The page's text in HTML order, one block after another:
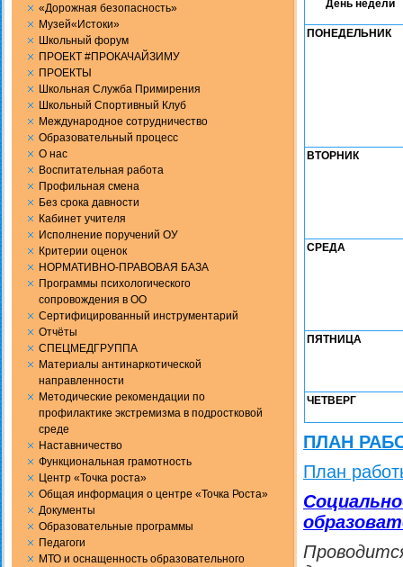
«Дорожная безопасность»
Музей«Истоки»
Школьный форум
ПРОЕКТ #ПРОКАЧАЙЗИМУ
ПРОЕКТЫ
Школьная Служба Примирения
Школьный Спортивный Клуб
Международное сотрудничество
Образовательный процесс
О нас
Воспитательная работа
Профильная смена
Без срока давности
Кабинет учителя
Исполнение поручений ОУ
Критерии оценок
НОРМАТИВНО-ПРАВОВАЯ БАЗА
Программы психологического
сопровождения в ОО
Сертифицированный инструментарий
Отчёты
СПЕЦМЕДГРУППА
Материалы антинаркотической
направленности
Методические рекомендации по
профилактике экстремизма в подростковой
среде
Наставничество
Функциональная грамотность
Центр «Точка роста»
Общая информация о центре «Точка Роста»
Документы
Образовательные программы
Педагоги
МТО и оснащенность образовательного
День недели
ПОНЕДЕЛЬНИК
ВТОРНИК
СРЕДА
ПЯТНИЦА
ЧЕТВЕРГ
ПЛАН
План